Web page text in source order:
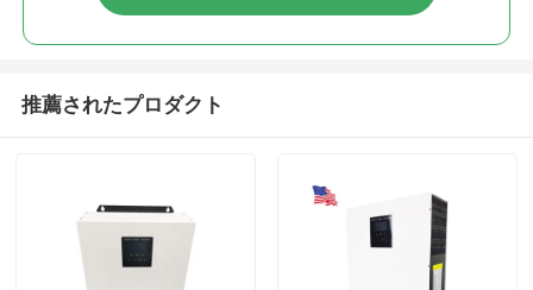
推薦されたプロダクト